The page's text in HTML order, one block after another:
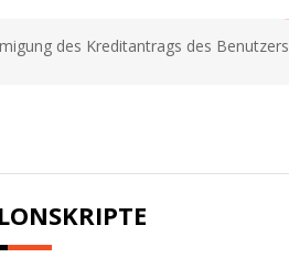
des Kreditantrags des Benutzers